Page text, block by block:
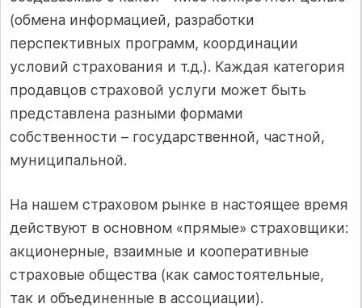
(обмена информацией, разработки
перспективных программ, координации
условий страхования и т.д.). Каждая категория
продавцов страховой услуги может быть
представлена разными формами
собственности – государственной, частной,
муниципальной.
На нашем страховом рынке в настоящее время
действуют в основном «прямые» страховщики:
акционерные, взаимные и кооперативные
страховые общества (как самостоятельные,
так и объединенные в ассоциации).